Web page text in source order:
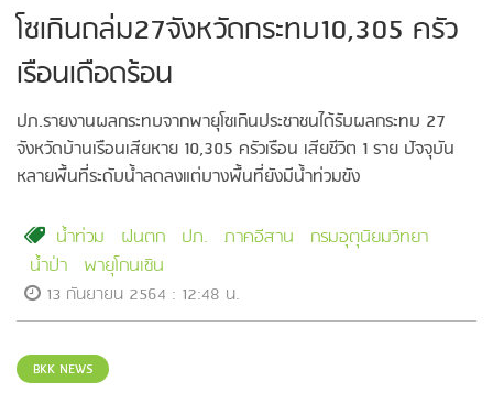
โซเกินถล่ม27จังหวัดกระทบ10,305 ครัว
เรือนเดือดร้อน
ปภ.รายงานผลกระทบจากพายุโซเกินประชาชนได้รับผลกระทบ 27
จังหวัดบ้านเรือนเสียหาย 10,305 ครัวเรือน เสียชีวิต 1 ราย ปัจจุบัน
หลายพื้นที่ระดับน้ำลดลงแต่บางพื้นที่ยังมีน้ำท่วมขัง
น้ำท่วม ฝนตก ปภ. ภาคอีสาน
กรมอุตุนิยมวิทยา
น้ำป่า
พายุโกนเซิน
13 กันยายน 2564 : 12:48 น.
BKK NEWS